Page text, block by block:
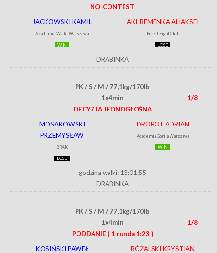
NO-CONTEST
JACKOWSKI KAMIL
Akademia Walki Warszawa
WIN
AKHREMENKA ALIAKSEI
ForFit Fight Club
LOSE
DRABINKA
PK / S / M / 77,1kg/170lb
1x4min
1/8
DECYZJA JEDNOGŁOŚNA
MOSAKOWSKI
PRZEMYSŁAW
BRAK
LOSE
DROBOT ADRIAN
Academia Gorila Warszawa
WIN
godzina walki: 13:01:55
DRABINKA
PK / S / M / 77,1kg/170lb
1x4min
1/8
PODDANIE ( 1 runda 1:23 )
KOSIŃSKI PAWEŁ
RÓŻALSKI KRYSTIAN